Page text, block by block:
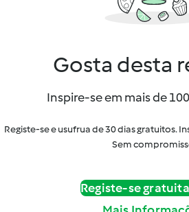
Gosta desta
Inspire-se em mais de
Registe-se e usufrua de 30 dias gratuitos.
Sem
Registe-se